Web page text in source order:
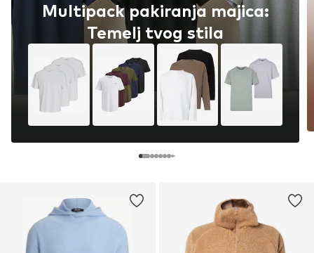
Multipack pakiranja majica:
Temelj tvog stila